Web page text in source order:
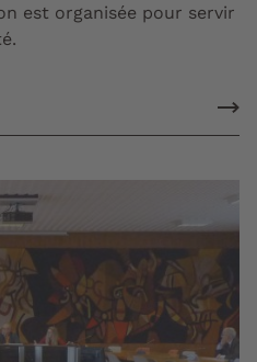
est organisée pour servir